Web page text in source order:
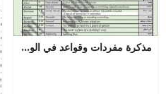
مذكرة مفردات وقواعد في الوحدة الثالثة (BE PREPARED) للثيم الثالث (لغة انجليزية) الثاني عشر